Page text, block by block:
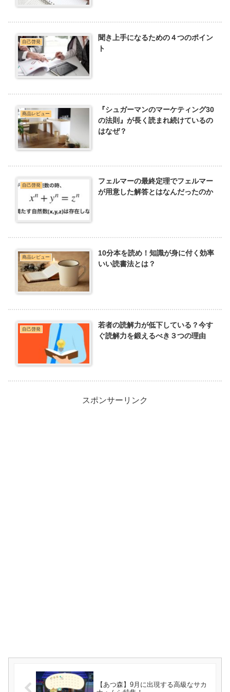
自己啓発
聞き上手になるための４つのポイン
ト
商品レビュー
『シュガーマンのマーケティング30
の法則』が長く読まれ続けているの
はなぜ？
自己啓発
フェルマーの最終定理でフェルマー
が用意した解答とはなんだったのか
商品レビュー
10分本を読め！知識が身に付く効率
いい読書法とは？
自己啓発
若者の読解力が低下している？今す
ぐ読解力を鍛えるべき３つの理由
スポンサーリンク
【あつ森】9月に出現する高級なサカ